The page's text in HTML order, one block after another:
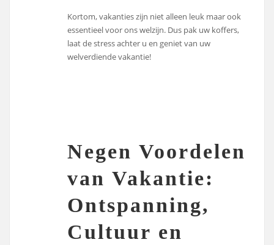
Kortom, vakanties zijn niet alleen leuk maar ook
essentieel voor ons welzijn. Dus pak uw koffers,
laat de stress achter u en geniet van uw
welverdiende vakantie!
Negen Voordelen
van Vakantie:
Ontspanning,
Cultuur en